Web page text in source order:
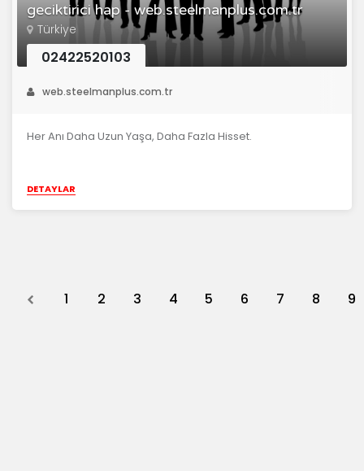
geciktirici hap - web.steelmanplus.com.tr
Türkiye
02422520103
web.steelmanplus.com.tr
Her Anı Daha Uzun Yaşa, Daha Fazla Hisset.
DETAYLAR
Previous
1 2 3 4 5 6 7 8 9